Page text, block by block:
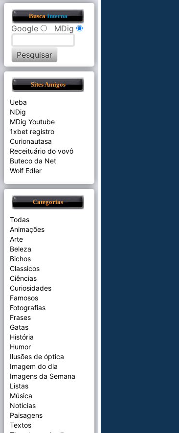
BuscaInterna
Google MDig
Sites Amigos
Ueba
NDig
MDig Youtube
1xbet registro
Curionautasa
Receituário do vovô
Buteco da Net
Wolf Edler
Categorias
Todas
Animações
Arte
Beleza
Bichos
Classicos
Ciências
Curiosidades
Famosos
Fotografias
Frases
Gatas
História
Humor
Ilusões de óptica
Imagem do dia
Imagens da Semana
Listas
Música
Notícias
Paisagens
Textos